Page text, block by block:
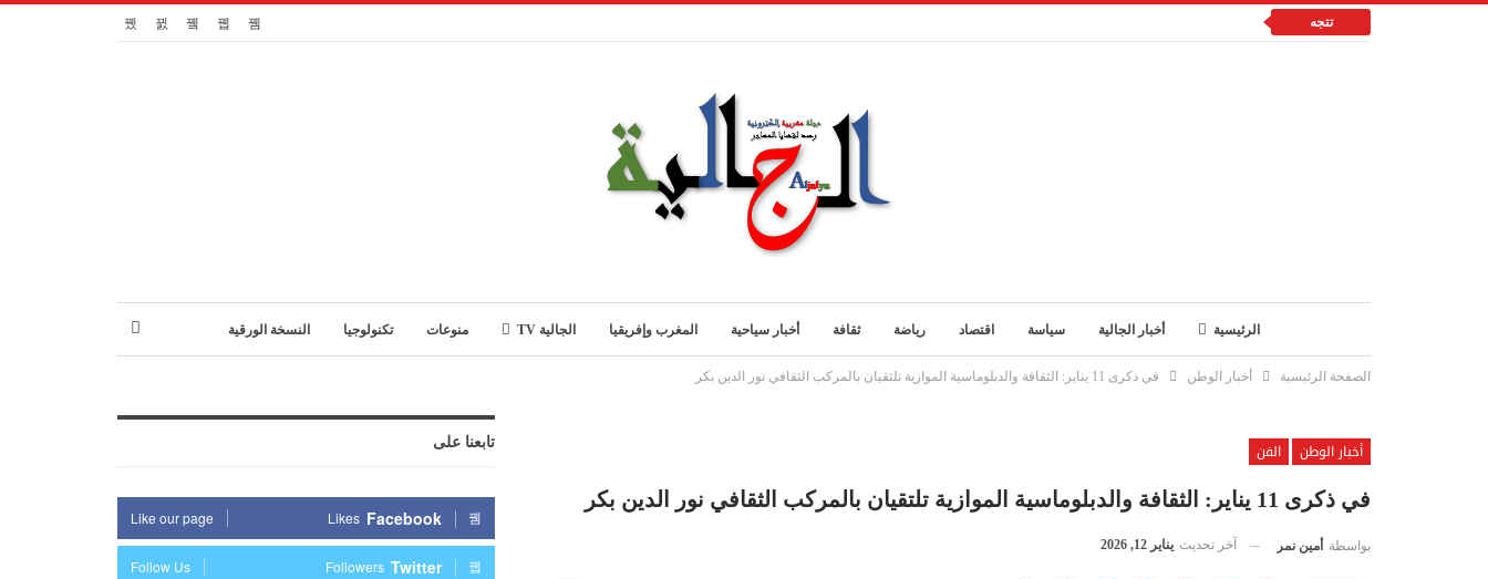
تتجه
الرئيسية أخبار الجالية سياسة اقتصاد رياضة ثقافة أخبار سياحية المغرب وإفريقيا الجالية TV منوعات تكنولوجيا النسخة الورقية
الصفحة الرئيسية أخبار الوطن في ذكرى 11 يناير: الثقافة والدبلوماسية الموازية تلتقيان بالمركب الثقافي نور الدين بكر
أخبار الوطن
الفن
في ذكرى 11 يناير: الثقافة والدبلوماسية الموازية تلتقيان بالمركب الثقافي نور الدين بكر
بواسطة أمين نمر آخر تحديث يناير 12, 2026
تابعنا على
Facebook
Likes
Like our page
Twitter
Followers
Follow Us